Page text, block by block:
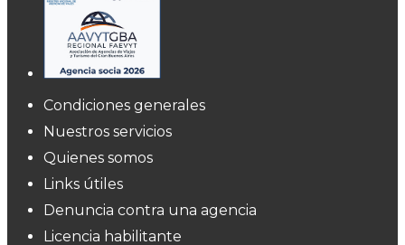
Condiciones generales
Nuestros servicios
Quienes somos
Links útiles
Denuncia contra una agencia
Licencia habilitante